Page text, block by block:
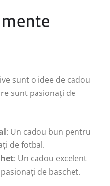
sunt o idee de cadou
sunt pasionați de
: Un cadou bun pentru
de fotbal.
: Un cadou excelent
de baschet.